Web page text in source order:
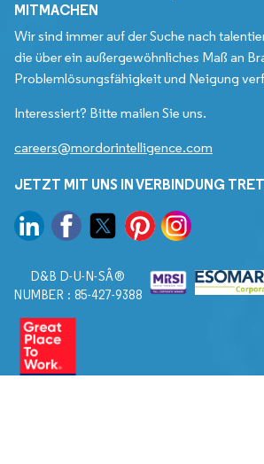
MITMACHEN
Wir sind immer auf der Suche nach
die über ein außergewöhnliches Maß an
Problemlösungsfähigkeit und Neigung
Interessiert? Bitte mailen Sie uns.
careers@mordorintelligence.com
JETZT MIT UNS IN VERBINDUNG
D&B D-U-N-SÂ®
NUMBER : 85-427-9388